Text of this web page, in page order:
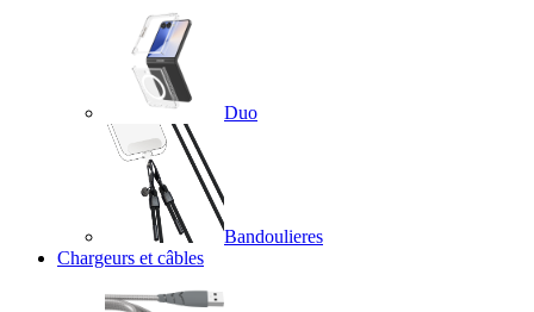
Duo
Bandoulieres
Chargeurs et câbles